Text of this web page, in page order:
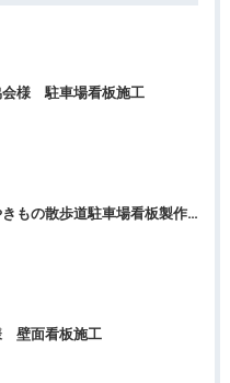
会様 駐車場看板施工
ほたる子様 やきもの散歩道駐車場看板製作施工
壁面看板施工